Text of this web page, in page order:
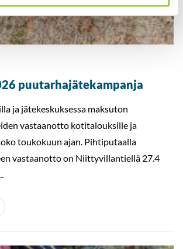
puutarhajätekampanja
ja jätekeskuksessa maksuton
vastaanotto kotitalouksille ja
toukokuun ajan. Pihtiputaalla
vastaanotto on Niittyvillantiellä 27.4